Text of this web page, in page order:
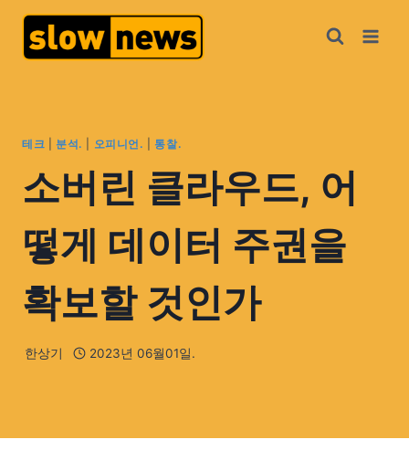
테크 분석. 오피니언. 통찰.
소버린 클라우드, 어
떻게 데이터 주권을
확보할 것인가
한상기 2023년 06월01일.